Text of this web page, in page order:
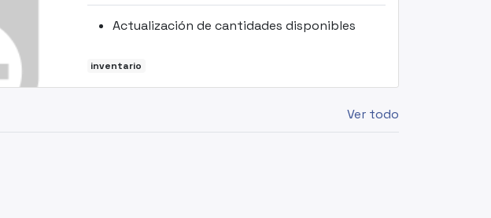
Actualización de cantidades disponibles
inventario
Ver todo